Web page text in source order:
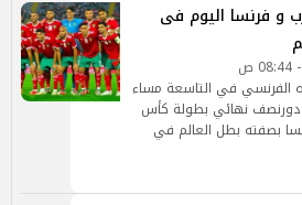
و فرنسا اليوم فى
الفرنسي في التاسعة مساء
دورنصف نهائي بطولة كأس
فرنسا بصفته بطل العالم في